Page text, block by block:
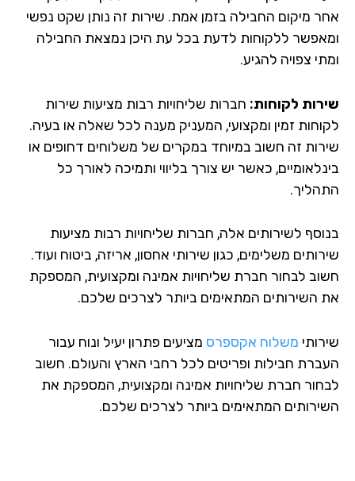
מיקום החבילה בזמן אמת. שירות זה נותן שקט נפשי
ללקוחות לדעת בכל עת היכן נמצאת החבילה
צפויה להגיע.
לקוחות:חברות שליחויות רבות מציעות שירות
זמין ומקצועי, המעניק מענה לכל שאלה או בעיה.
זה חשוב במיוחד במקרים של משלוחים דחופים או
כאשר יש צורך בליווי ותמיכה לאורך כל
לשירותים אלה, חברות שליחויות רבות מציעות
משלימים, כגון שירותי אחסון, אריזה, ביטוח ועוד.
לבחור חברת שליחויות אמינה ומקצועית, המספקת
השירותים המתאימים ביותר לצרכים שלכם.
משלוח אקספרסמציעים פתרון יעיל ונוח עבור
חבילות ופריטים לכל רחבי הארץ והעולם. חשוב
חברת שליחויות אמינה ומקצועית, המספקת את
המתאימים ביותר לצרכים שלכם.